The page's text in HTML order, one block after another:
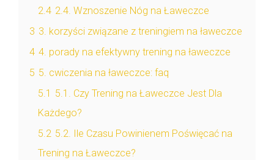
2.4 2.4. Wznoszenie Nóg na Ławeczce
3 3. korzyści związane z treningiem na ławeczce
4 4. porady na efektywny trening na ławeczce
5 5. cwiczenia na ławeczce: faq
5.1 5.1. Czy Trening na Ławeczce Jest Dla
Każdego?
5.2 5.2. Ile Czasu Powinienem Poświęcać na
Trening na Ławeczce?